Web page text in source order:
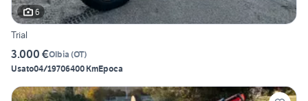
6
Trial
3.000 €Olbia (OT)
Usato04/19706400 KmEpoca